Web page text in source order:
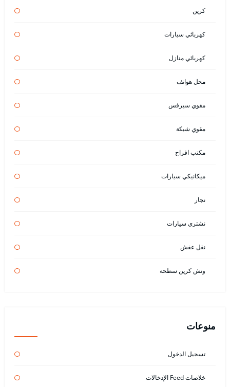
كرين
كهربائي سيارات
كهربائي منازل
محل هواتف
مقوي سيرفس
مقوي شبكة
مكتب افراح
ميكانيكي سيارات
نجار
نشتري سيارات
نقل عفش
ونش كرين سطحة
منوعات
تسجيل الدخول
خلاصات Feed الإدخالات